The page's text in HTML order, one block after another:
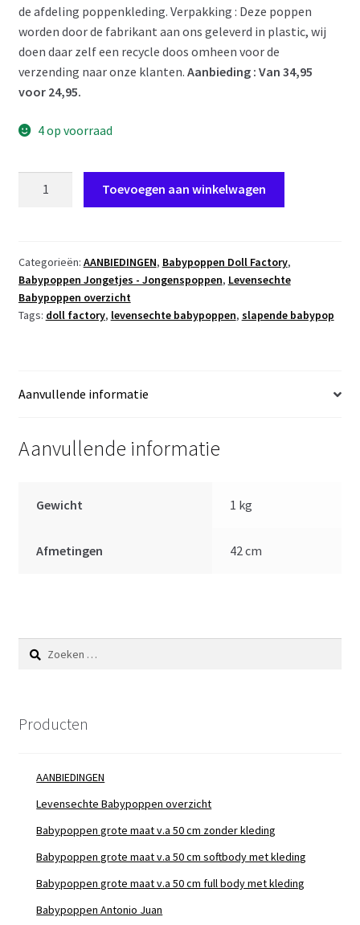
de afdeling poppenkleding. Verpakking : Deze poppen
worden door de fabrikant aan ons geleverd in plastic, wij
doen daar zelf een recycle doos omheen voor de
verzending naar onze klanten. Aanbieding : Van 34,95
voor 24,95.
4 op voorraad
blank
met
speen
42
Toevoegen aan winkelwagen
Categorieën: AANBIEDINGEN, Babypoppen Doll Factory,
Babypoppen Jongetjes - Jongenspoppen, Levensechte
Babypoppen overzicht
Tags: doll factory, levensechte babypoppen, slapende babypop
Aanvullende informatie
Aanvullende informatie
Gewicht 1 kg
Afmetingen 42 cm
Zoeken
naar:
Producten
AANBIEDINGEN
Levensechte Babypoppen overzicht
Babypoppen grote maat v.a 50 cm zonder kleding
Babypoppen grote maat v.a 50 cm softbody met kleding
Babypoppen grote maat v.a 50 cm full body met kleding
Babypoppen Antonio Juan